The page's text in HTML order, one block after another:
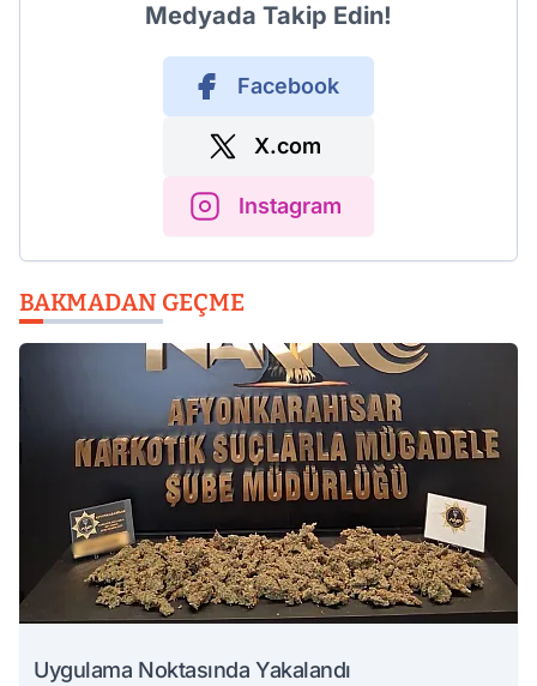
Medyada Takip Edin!
Facebook
X.com
Instagram
BAKMADAN GEÇME
Uygulama Noktasında Yakalandı